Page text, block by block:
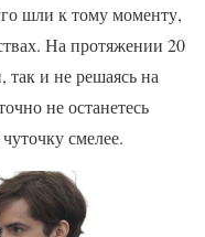
шли к тому моменту,
На протяжении 20
так и не решаясь на
не останетесь
смелее.